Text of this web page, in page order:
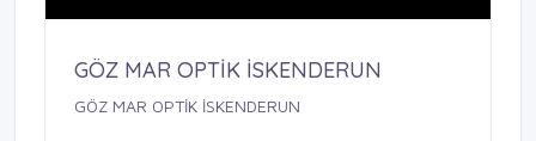
GÖZ MAR OPTİK İSKENDERUN
GÖZ MAR OPTİK İSKENDERUN